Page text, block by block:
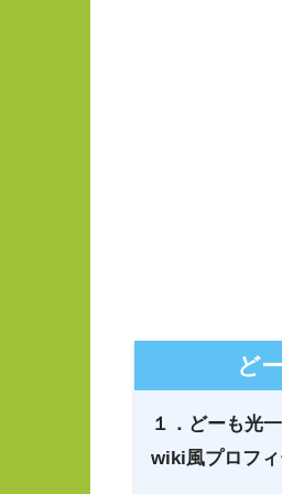
ど
１．どーも光
wiki風プロフィ